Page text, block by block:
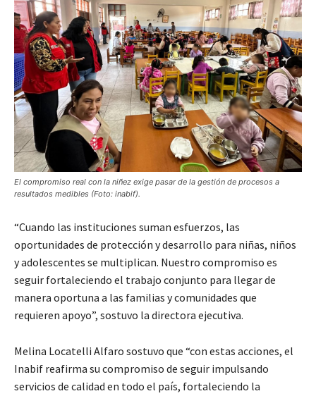
El compromiso real con la niñez exige pasar de la gestión de procesos a
resultados medibles (Foto: inabif).
“Cuando las instituciones suman esfuerzos, las
oportunidades de protección y desarrollo para niñas, niños
y adolescentes se multiplican. Nuestro compromiso es
seguir fortaleciendo el trabajo conjunto para llegar de
manera oportuna a las familias y comunidades que
requieren apoyo”, sostuvo la directora ejecutiva.
Melina Locatelli Alfaro sostuvo que “con estas acciones, el
Inabif reafirma su compromiso de seguir impulsando
servicios de calidad en todo el país, fortaleciendo la